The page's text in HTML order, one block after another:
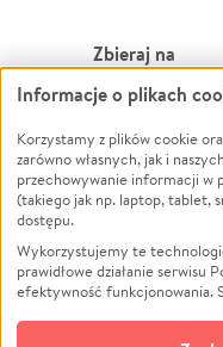
Zbieraj na
Leczenie
Zwierzęta
Pożar
Ukraina
Pomoc Finansowa
Projekty
Pogrzeb
Informacje o plikach
Korzystamy z plików cookie
zarówno własnych, jak i
przechowywanie informacji w
(takiego jak np. laptop, tablet,
dostępu.
Wykorzystujemy te
prawidłowe działanie serwisu
efektywność funkcjonowania.